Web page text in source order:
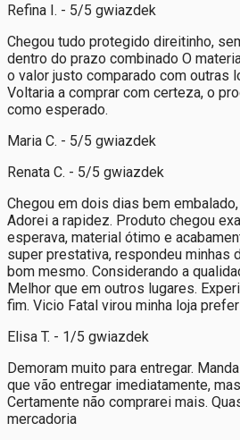
Refina I. - 5/5 gwiazdek
Chegou tudo protegido direitinho,
dentro do prazo combinado O
o valor justo comparado com outras
Voltaria a comprar com certeza, o
como esperado.
Maria C. - 5/5 gwiazdek
Renata C. - 5/5 gwiazdek
Chegou em dois dias bem
Adorei a rapidez. Produto chegou
esperava, material ótimo e
super prestativa, respondeu minhas
bom mesmo. Considerando a
Melhor que em outros lugares.
fim. Vicio Fatal virou minha loja
Elisa T. - 1/5 gwiazdek
Demoram muito para entregar.
que vão entregar imediatamente,
Certamente não comprarei mais.
mercadoria